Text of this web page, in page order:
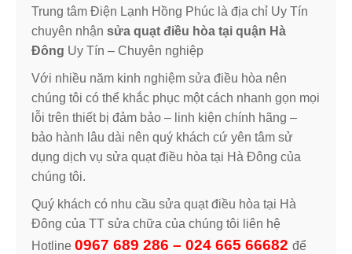
Trung tâm Điện Lạnh Hồng Phúc là địa chỉ Uy Tín
chuyên nhận sửa quạt điều hòa tại quận Hà
Đông Uy Tín – Chuyên nghiệp
Với nhiều năm kinh nghiệm sửa điều hòa nên
chúng tôi có thể khắc phục một cách nhanh gọn mọi
lỗi trên thiết bị đảm bảo – linh kiện chính hãng –
bảo hành lâu dài nên quý khách cứ yên tâm sử
dụng dịch vụ sửa quạt điều hòa tại Hà Đông của
chúng tôi.
Quý khách có nhu cầu sửa quạt điều hòa tại Hà
Đông của TT sửa chữa của chúng tôi liên hệ
Hotline 0967 689 286 – 024 665 66682 để